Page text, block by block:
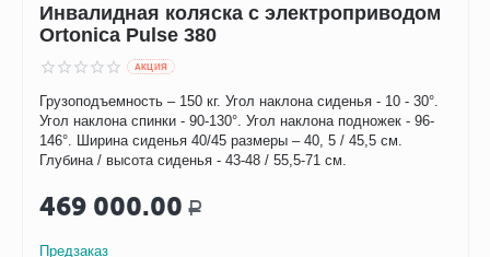
Инвалидная коляска с электроприводом
Ortonica Pulse 380
AКЦИЯ
Грузоподъемность – 150 кг. Угол наклона сиденья - 10 - 30°.
Угол наклона спинки - 90-130°. Угол наклона подножек - 96-
146°. Ширина сиденья 40/45 размеры – 40, 5 / 45,5 см.
Глубина / высота сиденья - 43-48 / 55,5-71 см.
469 000.00 Р
Предзаказ